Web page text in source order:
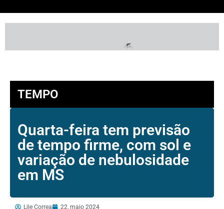
TEMPO
Quarta-feira tem previsão
de tempo firme, com sol e
variação de nebulosidade
em MS
Lile Correa 22, maio 2024